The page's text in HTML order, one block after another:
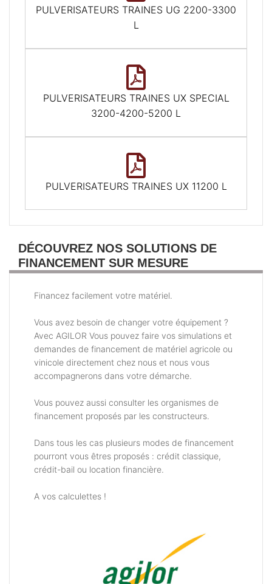
PULVERISATEURS TRAINES UG 2200-3300
L
PULVERISATEURS TRAINES UX SPECIAL
3200-4200-5200 L
PULVERISATEURS TRAINES UX 11200 L
DÉCOUVREZ NOS SOLUTIONS DE
FINANCEMENT SUR MESURE
Financez facilement votre matériel.
Vous avez besoin de changer votre équipement ?
Avec AGILOR Vous pouvez faire vos simulations et
demandes de financement de matériel agricole ou
vinicole directement chez nous et nous vous
accompagnerons dans votre démarche.
Vous pouvez aussi consulter les organismes de
financement proposés par les constructeurs.
Dans tous les cas plusieurs modes de financement
pourront vous êtres proposés : crédit classique,
crédit-bail ou location financière.
A vos calculettes !